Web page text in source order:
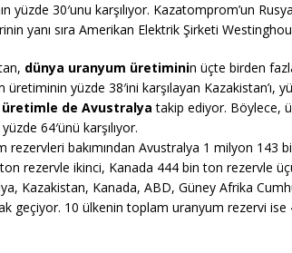
yüzde 30′unu karşılıyor. Kazatomprom’un
yanı sıra Amerikan Elektrik Şirketi
dünya uranyum üretiminin üçte birden
üretiminin yüzde 38′ini karşılayan Kazakistan’ı,
üretimle de Avustralya takip ediyor. Böylece,
64′ünü karşılıyor.
rezervleri bakımından Avustralya 1 milyon 143
rezervle ikinci, Kanada 444 bin ton rezervle
Kazakistan, Kanada, ABD, Güney Afrika
geçiyor. 10 ülkenin toplam uranyum rezervi